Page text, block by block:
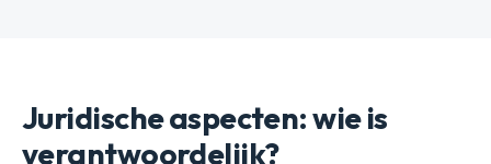
Juridische aspecten: wie is
verantwoordelijk?